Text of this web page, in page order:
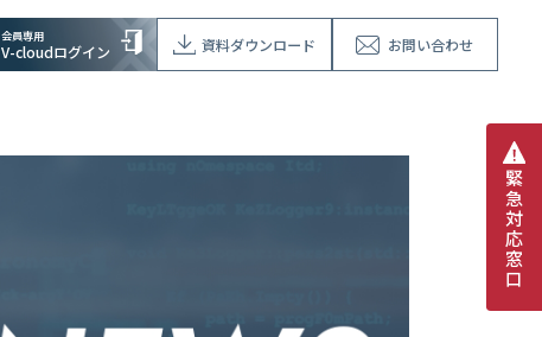
会員専用
V-cloudログイン 資料ダウンロード お問い合わせ
緊
急
対
応
窓
口